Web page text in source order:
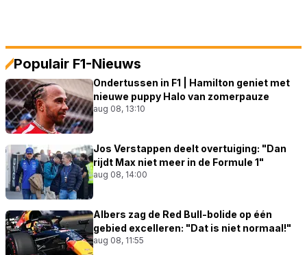
Populair F1-Nieuws
Ondertussen in F1 | Hamilton geniet met
nieuwe puppy Halo van zomerpauze
aug 08, 13:10
Jos Verstappen deelt overtuiging: "Dan
rijdt Max niet meer in de Formule 1"
aug 08, 14:00
Albers zag de Red Bull-bolide op één
gebied excelleren: "Dat is niet normaal!"
aug 08, 11:55